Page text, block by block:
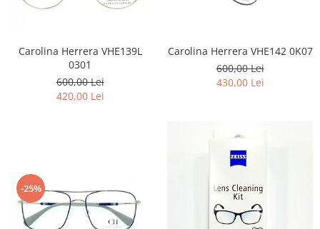
Carolina Herrera VHE139L
0301
600,00 Lei
420,00 Lei
Carolina Herrera VHE142 0K07
600,00 Lei
430,00 Lei
-25%